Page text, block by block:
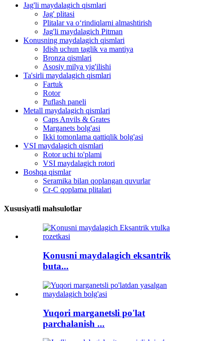
Jag'li maydalagich qismlari
Jag' plitasi
Plitalar va oʻrindiqlarni almashtirish
Jag'li maydalagich Pitman
Konusning maydalagich qismlari
Idish uchun taglik va mantiya
Bronza qismlari
Asosiy milya yig'ilishi
Ta'sirli maydalagich qismlari
Fartuk
Rotor
Puflash paneli
Metall maydalagich qismlari
Caps Anvils & Grates
Marganets bolg'asi
Ikki tomonlama qattiqlik bolg'asi
VSI maydalagich qismlari
Rotor uchi to'plami
VSI maydalagich rotori
Boshqa qismlar
Seramika bilan qoplangan quvurlar
Cr-C qoplama plitalari
Xususiyatli mahsulotlar
Konusni maydalagich eksantrik
buta...
Yuqori marganetsli po'lat
parchalanish ...